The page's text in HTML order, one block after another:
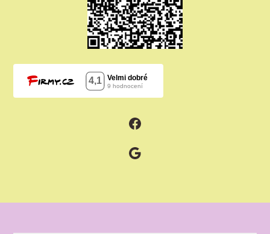
Facebook
Google